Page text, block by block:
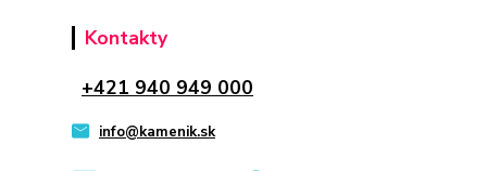
Kontakty
+421 940 949 000
info@kamenik.sk